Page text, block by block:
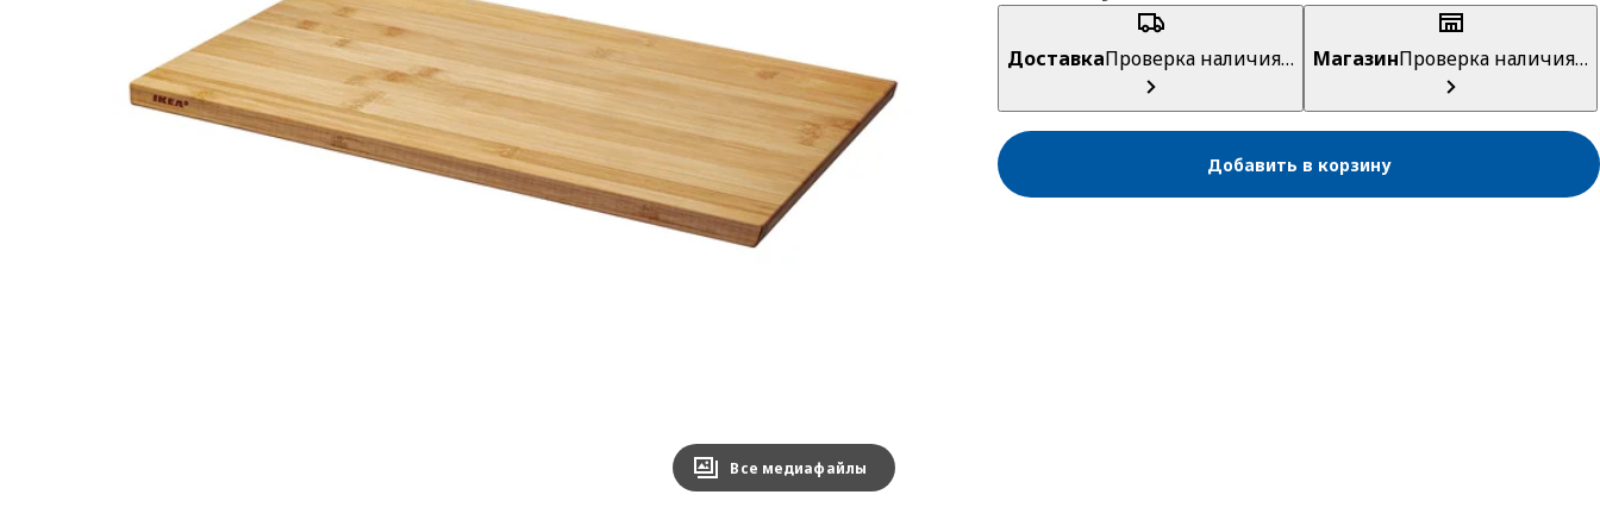
Image zoomed out, normal view
Все медиафайлы
ДоставкаПроверка наличия… МагазинПроверка наличия…
Добавить в корзину